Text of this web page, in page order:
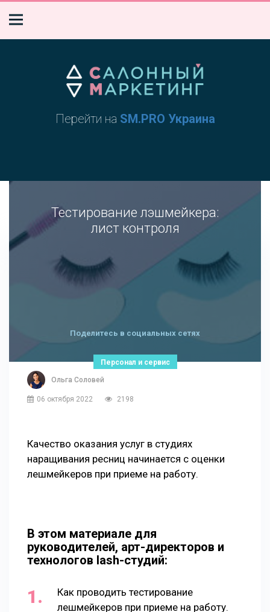
Перейти на SM.PRO Украина
Тестирование лэшмейкера:
лист контроля
Поделитесь в социальных сетях
Персонал и сервис
Ольга Соловей
06 октября 2022 2198
Качество оказания услуг в студиях
наращивания ресниц начинается с оценки
лешмейкеров при приеме на работу.
В этом материале для
руководителей, арт-директоров и
технологов lash-студий:
Как проводить тестирование
лешмейкеров при приеме на работу.